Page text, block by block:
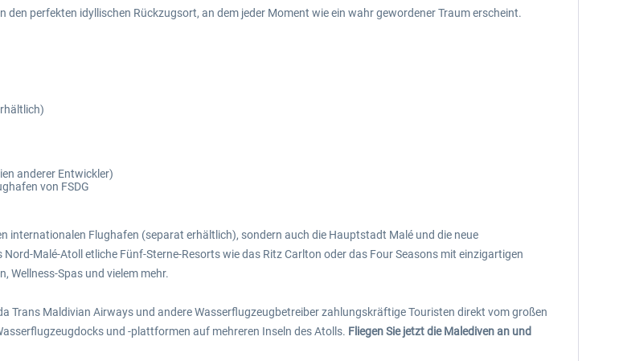
perfekten idyllischen Rückzugsort, an dem jeder Moment wie ein wahr gewordener Traum erscheint.
anderer Entwickler)
von FSDG
internationalen Flughafen (separat erhältlich), sondern auch die Hauptstadt Malé und die neue
Malé-Atoll etliche Fünf-Sterne-Resorts wie das Ritz Carlton oder das Four Seasons mit einzigartigen
Wellness-Spas und vielem mehr.
Trans Maldivian Airways und andere Wasserflugzeugbetreiber zahlungskräftige Touristen direkt vom großen
und -plattformen auf mehreren Inseln des Atolls. Fliegen Sie jetzt die Malediven an und